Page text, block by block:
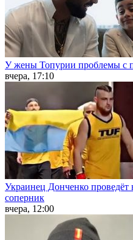
У жены Топурии проблемы с
вчера, 17:10
Украинец Донченко проведёт
соперник
вчера, 12:00